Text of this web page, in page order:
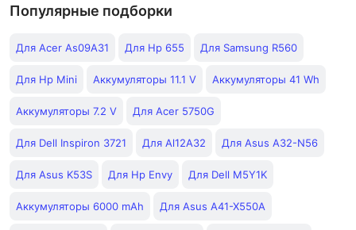
Популярные подборки
Для Acer As09A31 Для Hp 655 Для Samsung R560
Для Hp Mini Аккумуляторы 11.1 V Аккумуляторы 41 Wh
Аккумуляторы 7.2 V Для Acer 5750G
Для Dell Inspiron 3721 Для Al12A32 Для Asus A32-N56
Для Asus K53S Для Hp Envy Для Dell M5Y1K
Аккумуляторы 6000 mAh Для Asus A41-X550A